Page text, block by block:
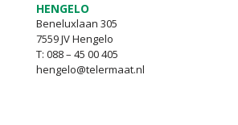
HENGELO
Beneluxlaan 305
7559 JV Hengelo
T: 088 – 45 00 405
hengelo@telermaat.nl